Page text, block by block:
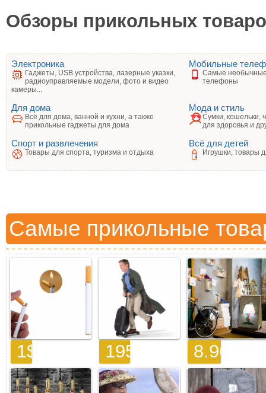
Обзоры прикольных
Электроника
Гаджеты, USB устройства, лазерные указки,
радиоуправляемые модели, фото и видео
камеры...
Мобильные
Самые
телефоны
Для дома
Всё для дома, ванной и кухни, а также
прикольные гаджеты для дома
Мода и стиль
Сумки, кошельки,
для здоровья и
Спорт и развлечения
Товары для спорта, туризма и отдыха
Всё для детей
Игрушки, товары
Самые прикольные